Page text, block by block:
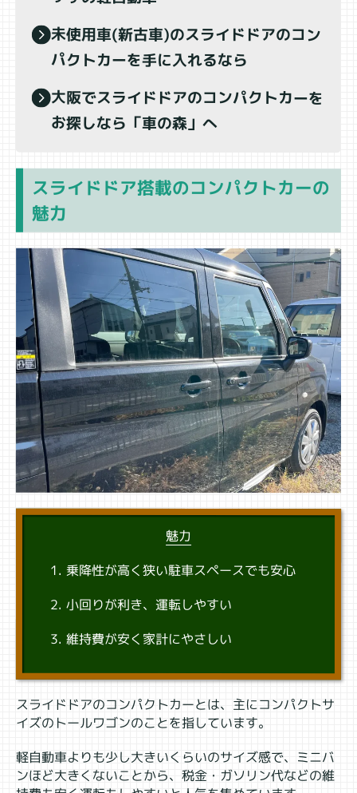
未使用車(新古車)のスライドドアのコン
パクトカーを手に入れるなら
大阪でスライドドアのコンパクトカーを
お探しなら「車の森」へ
スライドドア搭載のコンパクトカーの
魅力
魅力
乗降性が高く狭い駐車スペースでも安心
小回りが利き、運転しやすい
維持費が安く家計にやさしい
スライドドアのコンパクトカーとは、主にコンパクトサ
イズのトールワゴンのことを指しています。
軽自動車よりも少し大きいくらいのサイズ感で、ミニバ
ンほど大きくないことから、税金・ガソリン代などの維